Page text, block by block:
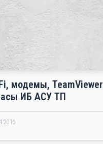
модемы,
ИБ АСУ ТП